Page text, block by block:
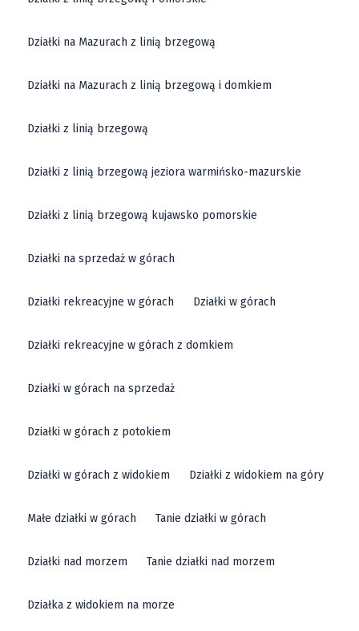
Działki na Mazurach z linią brzegową
Działki na Mazurach z linią brzegową i domkiem
Działki z linią brzegową
Działki z linią brzegową jeziora warmińsko-mazurskie
Działki z linią brzegową kujawsko pomorskie
Działki na sprzedaż w górach
Działki rekreacyjne w górach Działki w górach
Działki rekreacyjne w górach z domkiem
Działki w górach na sprzedaż
Działki w górach z potokiem
Działki w górach z widokiem Działki z widokiem na góry
Małe działki w górach Tanie działki w górach
Działki nad morzem Tanie działki nad morzem
Działka z widokiem na morze